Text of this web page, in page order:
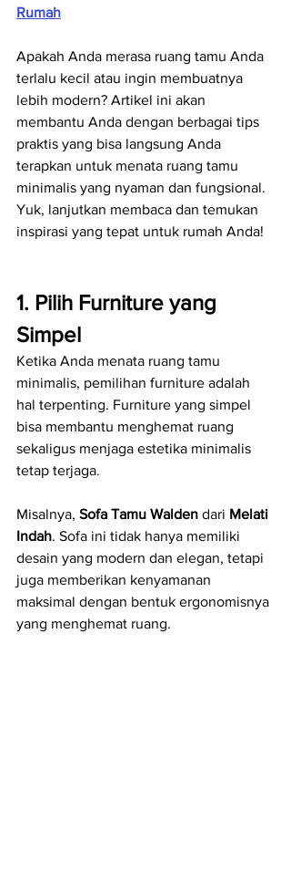
Rumah
Apakah Anda merasa ruang tamu Anda
terlalu kecil atau ingin membuatnya
lebih modern? Artikel ini akan
membantu Anda dengan berbagai tips
praktis yang bisa langsung Anda
terapkan untuk menata ruang tamu
minimalis yang nyaman dan fungsional.
Yuk, lanjutkan membaca dan temukan
inspirasi yang tepat untuk rumah Anda!
1. Pilih Furniture yang
Simpel
Ketika Anda menata ruang tamu
minimalis, pemilihan furniture adalah
hal terpenting. Furniture yang simpel
bisa membantu menghemat ruang
sekaligus menjaga estetika minimalis
tetap terjaga.
Misalnya, Sofa Tamu Walden dari Melati
Indah. Sofa ini tidak hanya memiliki
desain yang modern dan elegan, tetapi
juga memberikan kenyamanan
maksimal dengan bentuk ergonomisnya
yang menghemat ruang.